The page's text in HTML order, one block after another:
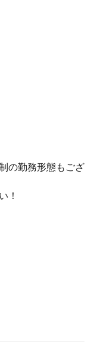
の勤務形態もござ
！